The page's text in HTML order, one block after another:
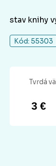
stav knihy
Kód: 55303
Tvrdá
3 €